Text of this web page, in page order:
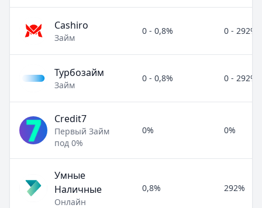
Cashiro
Займ
0 - 0,8% 0 - 292%
Турбозайм
Займ
0 - 0,8% 0 - 292%
Credit7
Первый Займ
под 0%
0% 0%
Умные
Наличные
Онлайн
0,8% 292%